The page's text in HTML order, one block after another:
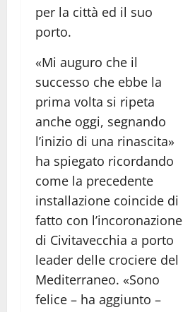
per la città ed il suo
porto.
«Mi auguro che il
successo che ebbe la
prima volta si ripeta
anche oggi, segnando
l’inizio di una rinascita»
ha spiegato ricordando
come la precedente
installazione coincide di
fatto con l’incoronazione
di Civitavecchia a porto
leader delle crociere del
Mediterraneo. «Sono
felice – ha aggiunto –